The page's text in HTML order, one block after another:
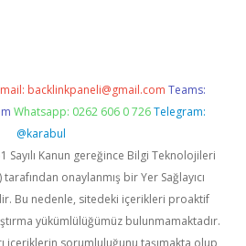
backlinkpaneli@gmail.com Teams:
Whatsapp: 0262 606 0 726 Telegram:
@karabul
Sayılı Kanun gereğince Bilgi Teknolojileri
onaylanmış bir Yer Sağlayıcı
Bu nedenle, sitedeki içerikleri proaktif
yükümlülüğümüz bulunmamaktadır.
içeriklerin sorumluluğunu taşımakta olup,